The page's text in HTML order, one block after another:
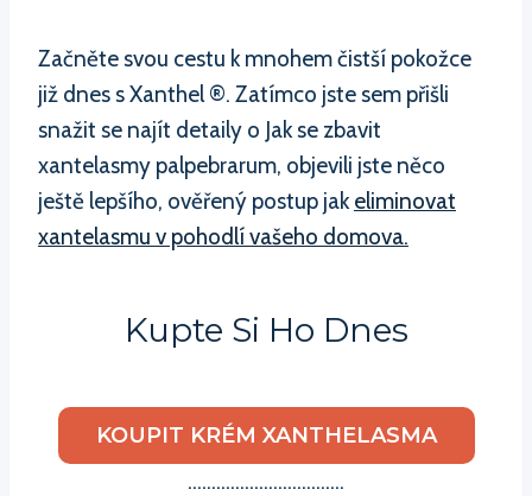
Začněte svou cestu k mnohem čistší pokožce
již dnes s Xanthel ®. Zatímco jste sem přišli
snažit se najít detaily o Jak se zbavit
xantelasmy palpebrarum, objevili jste něco
ještě lepšího, ověřený postup jak eliminovat
xantelasmu v pohodlí vašeho domova.
Kupte Si Ho Dnes
KOUPIT KRÉM XANTHELASMA
……………………………